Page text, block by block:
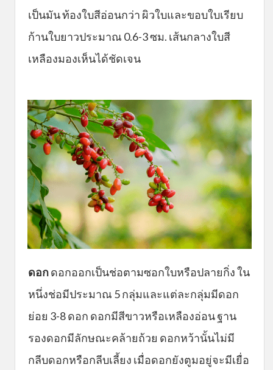
เป็นมัน ท้องใบสีอ่อนกว่า ผิวใบและขอบใบเรียบ
ก้านใบยาวประมาณ 0.6-3 ซม. เส้นกลางใบสี
เหลืองมองเห็นได้ชัดเจน
ดอกดอกออกเป็นช่อตามซอกใบหรือปลายกิ่ง ใน
หนึ่งช่อมีประมาณ 5 กลุ่มและแต่ละกลุ่มมีดอก
ย่อย 3-8 ดอก ดอกมีสีขาวหรือเหลืองอ่อน ฐาน
รองดอกมีลักษณะคล้ายถ้วย ดอกหว้านั้นไม่มี
กลีบดอกหรือกลีบเลี้ยง เมื่อดอกยังตูมอยู่จะมีเยื่อ